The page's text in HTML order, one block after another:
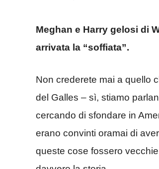
Meghan e Harry gelosi di
arrivata la “soffiata”.
Non crederete mai a quello
del Galles – sì, stiamo
cercando di sfondare in
erano convinti oramai di
queste cose fossero